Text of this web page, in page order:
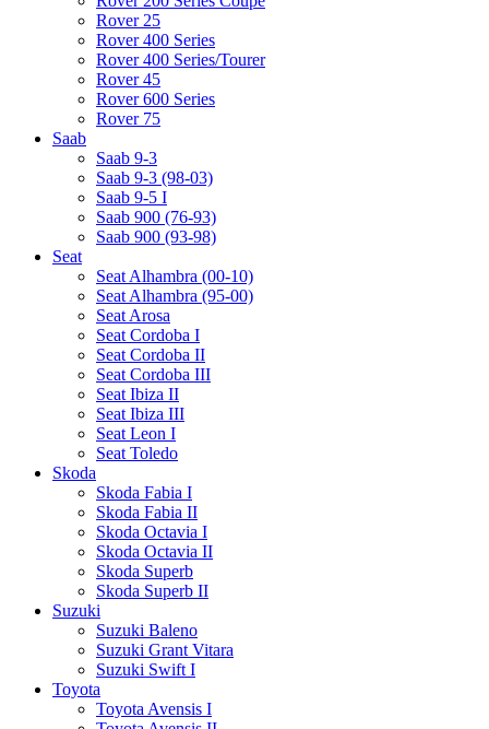
Rover 25
Rover 400 Series
Rover 400 Series/Tourer
Rover 45
Rover 600 Series
Rover 75
Saab
Saab 9-3
Saab 9-3 (98-03)
Saab 9-5 I
Saab 900 (76-93)
Saab 900 (93-98)
Seat
Seat Alhambra (00-10)
Seat Alhambra (95-00)
Seat Arosa
Seat Cordoba I
Seat Cordoba II
Seat Cordoba III
Seat Ibiza II
Seat Ibiza III
Seat Leon I
Seat Toledo
Skoda
Skoda Fabia I
Skoda Fabia II
Skoda Octavia I
Skoda Octavia II
Skoda Superb
Skoda Superb II
Suzuki
Suzuki Baleno
Suzuki Grant Vitara
Suzuki Swift I
Toyota
Toyota Avensis I